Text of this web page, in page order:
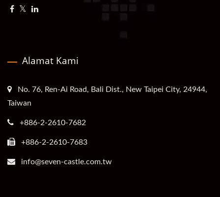
Alamat Kami
No. 76, Ren-Ai Road, Bali Dist., New Taipei City, 24944,
Taiwan
+886-2-2610-7682
+886-2-2610-7683
info@seven-castle.com.tw